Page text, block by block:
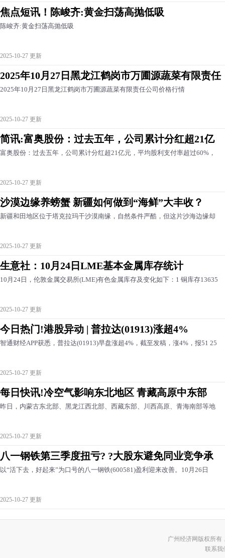
焦点短讯！陈峻齐:黄金扫荡高抛低吸
陈峻齐:黄金扫荡高抛低吸
2025-10-27 更新
2025年10月27日黑龙江鹤岗市万圃源蔬菜有限责任
2025年10月27日黑龙江鹤岗市万圃源蔬菜有限责任公司价格行情
2025-10-27 更新
简讯:富奥股份：过去五年，公司累计分红超21亿
富奥股份：过去五年，公司累计分红超21亿元，平均股利支付率超过60%，
2025-10-27 更新
沙漠边缘养螃蟹 新疆如何做到“海鲜”大丰收？
新疆和田地区位于塔克拉玛干沙漠南缘，自然条件严酷，但这片沙海边缘却
2025-10-27 更新
生意社：10月24日LME基本金属库存统计
10月24日，伦敦金属交易所(LME)有色金属库存及变化如下：1 铜库存13635
2025-10-27 更新
今日热门!港股异动 | 普拉达(01913)涨超4%
智通财经APP获悉，普拉达(01913)早盘涨超4%，截至发稿，涨4%，报51 25
2025-10-27 更新
每日快讯!冷空气影响东北地区 青藏高原中东部
昨日，内蒙古东北部、黑龙江西北部、西藏东部、川西高原、青海南部等地
2025-10-27 更新
八一钢铁第三季度扭亏? ?大股东避免同业竞争承
以“活下去，好起来”为口号的八一钢铁(600581)盈利迎来改善。10月26日
2025-10-27 更新
广州经济网版权所有
联系我